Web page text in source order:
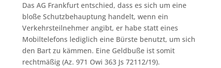
Das AG Frankfurt entschied, dass es sich um eine
bloße Schutzbehauptung handelt, wenn ein
Verkehrsteilnehmer angibt, er habe statt eines
Mobiltelefons lediglich eine Bürste benutzt, um sich
den Bart zu kämmen. Eine Geldbuße ist somit
rechtmäßig (Az. 971 Owi 363 Js 72112/19).